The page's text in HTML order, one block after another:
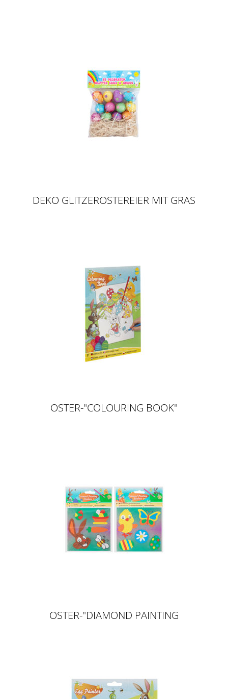
DEKO GLITZEROSTEREIER MIT GRAS
OSTER-"COLOURING BOOK"
OSTER-"DIAMOND PAINTING